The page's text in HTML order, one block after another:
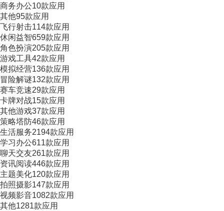
商务办公10款应用
其他95款应用
飞行射击114款应用
休闲益智659款应用
角色扮演205款应用
游戏工具42款应用
模拟经营136款应用
冒险解谜132款应用
赛车竞速29款应用
卡牌对战15款应用
其他游戏37款应用
策略塔防46款应用
生活服务2194款应用
学习办公611款应用
聊天交友261款应用
资讯阅读446款应用
主题美化120款应用
拍照摄影147款应用
视频影音1082款应用
其他1281款应用